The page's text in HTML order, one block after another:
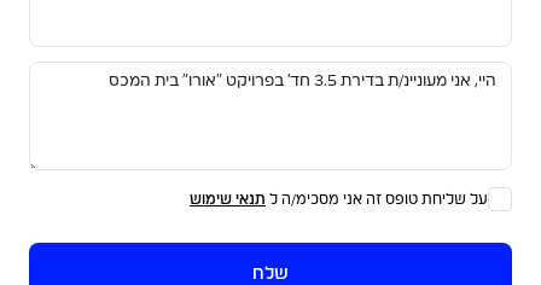
על שליחת טופס זה אני מסכימ/ה ל תנאי שימוש
שלח